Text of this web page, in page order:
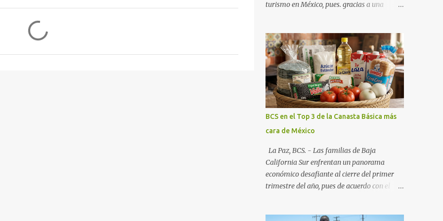
turismo en México, pues. gracias a una
fideicomisos de promoción, la entidad
proyecta un cierre de año marcado por una
ocupación hotelera robusta, una
conectividad aérea en ascenso y una
derrama económica sin precedentes. Las
proyecciones para este periodo vacacional
son optimistas, con un promedio estatal que
supera el 70% . Sin embargo, la sorpresa del
año la ha dado el norte del estado. Comondú
encabeza las expectativas con un
impresionante 89% de ocupación,
impulsado por el interés creciente en el
turismo de naturaleza. Le siguen destinos
Nuevo). La Paz: 66%. Loreto: 58%. Mulegé:
BCS en el Top 3 de la Canasta Básica más
cara de México
La Paz, BCS. - Las familias de Baja
California Sur enfrentan un panorama
económico desafiante al cierre del primer
trimestre del año, pues de acuerdo con el